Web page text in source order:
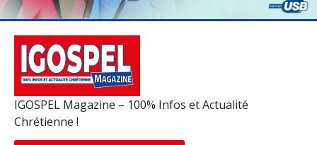
IGOSPEL Magazine – 100% Infos et Actualité
Chrétienne !